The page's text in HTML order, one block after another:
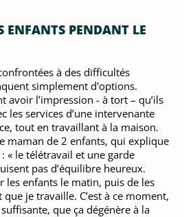
ENFANTS PENDANT LE
à des difficultés
simplement d'options.
avoir l’impression - à tort – qu’ils
les services d’une intervenante
tout en travaillant à la maison.
maman de 2 enfants, qui explique
« le télétravail et une garde
pas d’équilibre heureux.
les enfants le matin, puis de les
je travaille. C’est à ce moment,
que ça dégénère à la